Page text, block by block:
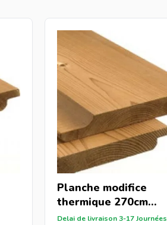
Planche modifice
thermique 270cm
(22x150mm)
Delai de livraison 3-17 Journées